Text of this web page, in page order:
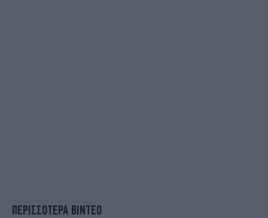
ΠΕΡΙΣΣΟΤΕΡΑ ΒΙΝΤΕΟ